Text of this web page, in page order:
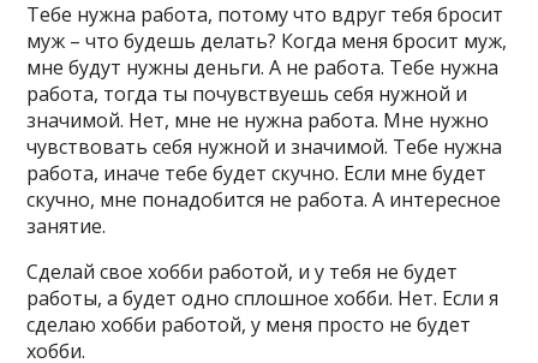
Тебе нужна работа, потому что вдруг тебя бросит
муж – что будешь делать? Когда меня бросит муж,
мне будут нужны деньги. А не работа. Тебе нужна
работа, тогда ты почувствуешь себя нужной и
значимой. Нет, мне не нужна работа. Мне нужно
чувствовать себя нужной и значимой. Тебе нужна
работа, иначе тебе будет скучно. Если мне будет
скучно, мне понадобится не работа. А интересное
занятие.
Сделай свое хобби работой, и у тебя не будет
работы, а будет одно сплошное хобби. Нет. Если я
сделаю хобби работой, у меня просто не будет
хобби.